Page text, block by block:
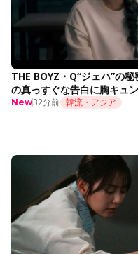
THE BOYZ・Q“ジェハ”の
の真っすぐな告白に胸キュ
New32分前 韓流・アジア